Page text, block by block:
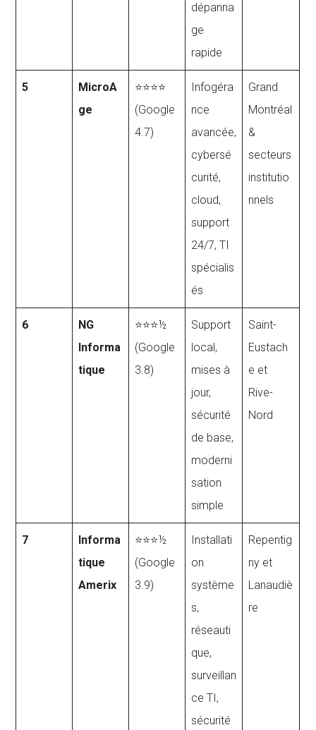
dépanna
ge
rapide
5
MicroA
ge
⭐⭐⭐⭐
(Google
4.7)
Infogéra
nce
avancée,
cybersé
curité,
cloud,
support
24/7, TI
spécialis
és
Grand
Montréal
&
secteurs
institutio
nnels
6
NG
Informa
tique
⭐⭐⭐½
(Google
3.8)
Support
local,
mises à
jour,
sécurité
de base,
moderni
sation
simple
Saint-
Eustach
e et
Rive-
Nord
7
Informa
tique
Amerix
⭐⭐⭐½
(Google
3.9)
Installati
on
système
s,
réseauti
que,
surveillan
ce TI,
sécurité
Repentig
ny et
Lanaudiè
re